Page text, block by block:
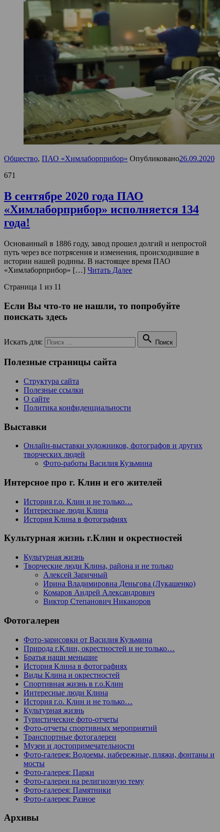
Общество, ПАО «Химлаборприбор» Опубликовано26.09.2020
671
В сентябре 2020 года ПАО
«Химлаборприбор» исполняется 134
года!
Основанный в 1886 году, завод прошел долгий и непростой
путь через все потрясения и изменения, происходившие в
истории нашей родины. В настоящее время ПАО
«Химлаборприбор» […] Читать Далее
Страница 1 из 11
Если Вы что-то не нашли, то попробуйте
поискать здесь
Искать для:  Поиск
Полезные страницы сайта
Структура сайта
Полезные ссылки
О сайте
Политика конфиденциальности
Выставки
Онлайн-выставки художников, фотографов и других
творческих людей
Фото-работы Василия Кузьмина
Интерсное про г. Клин и его жителей
История г.о. Клин и не только…
Интересные люди Клина
История Клина в фотографиях
Культурная жизнь г.Клин и окрестностей
Культурная жизнь
Творческие люди Клина, района и не только
Алексей Заричный
Ирина Владимировна Деньгова (Лукашенко)
Комаров Андрей Александрович
Виктор Степанович Никаноров
Фотогалереи
Фото-зарисовки от Василия Кузьмина
Природа г.Клин, окрестностей и не только…
Братья наши меньшие
История Клина в фотографиях
Виды Клина и окрестностей
Спортивная жизнь в г.о.Клин
Интересные люди Клина
История г.о. Клин и не только…
Культурная жизнь
Туристические фото-отчеты
Фото-отчеты спортивных мероприятий
Транспортные фотогалереи
Музеи и достопримечательности
Фото-галерея: Водоемы, набережные, пляжи, фонтаны и
мосты
Фото-галерея: Парки
Фото-галереи на религиозную тему
Фото-галерея: Памятники
Фото-галерея: Разное
Архивы